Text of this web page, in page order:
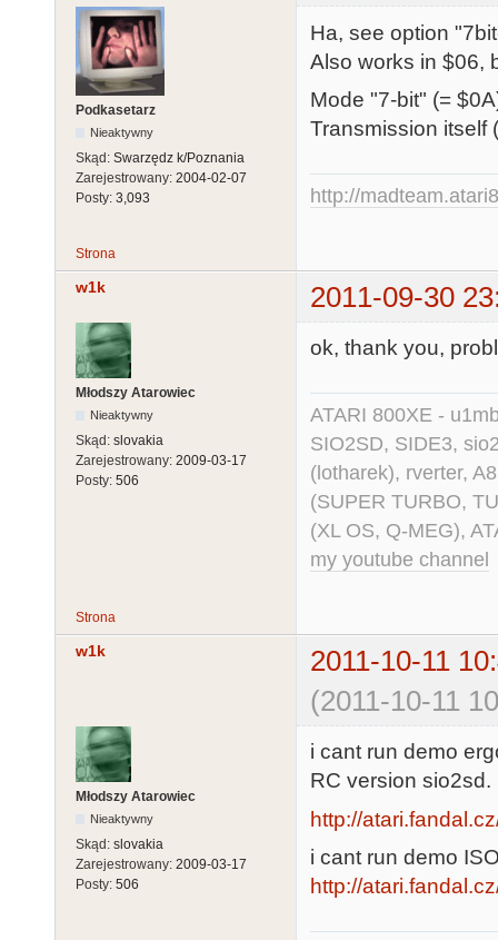
Podkasetarz
Nieaktywny
Skąd: Swarzędz k/Poznania
Zarejestrowany: 2004-02-07
Posty: 3,093
Ha, see option
Also works in $06,
Mode "7-bit" (=
Transmission itself
http://
Strona
w1k 2011-09-30
Młodszy Atarowiec
Nieaktywny
Skąd: slovakia
Zarejestrowany: 2009-03-17
Posty: 506
ok, thank you,
ATARI 800XE -
SIO2SD, SIDE3,
(lotharek), rverter,
(SUPER TURBO,
(XL OS, Q-MEG),
my youtube channel
Strona
w1k
2011-10-11
(2011-10-11
Młodszy Atarowiec
Nieaktywny
Skąd: slovakia
Zarejestrowany: 2009-03-17
Posty: 506
i cant run demo
RC version sio2sd.
http://
i cant run demo
http://